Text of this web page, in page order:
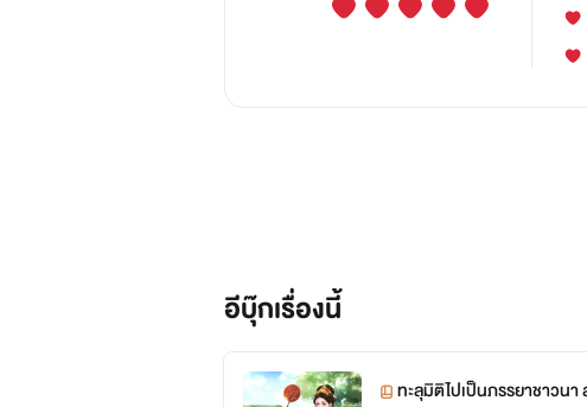
อีบุ๊กเรื่องนี้
ทะลุมิติไปเป็นภรรยาชาวน